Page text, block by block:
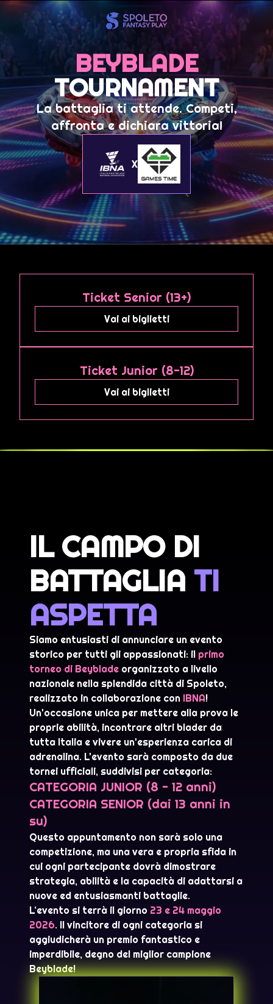
BEYBLADE
TOURNAMENT
La battaglia ti attende. Competi,
affronta e dichiara vittoria!
X
Ticket Senior (13+)
Vai ai biglietti
Ticket Junior (8-12)
Vai ai biglietti
IL CAMPO DI
BATTAGLIA TI
ASPETTA
Siamo entusiasti di annunciare un evento
storico per tutti gli appassionati: il primo
torneo di Beyblade organizzato a livello
nazionale nella splendida città di Spoleto,
realizzato in collaborazione con IBNA!
Un'occasione unica per mettere alla prova le
proprie abilità, incontrare altri blader da
tutta Italia e vivere un'esperienza carica di
adrenalina. L'evento sarà composto da due
tornei ufficiali, suddivisi per categoria:
CATEGORIA JUNIOR (8 - 12 anni)
CATEGORIA SENIOR (dai 13 anni in
su)
Questo appuntamento non sarà solo una
competizione, ma una vera e propria sfida in
cui ogni partecipante dovrà dimostrare
strategia, abilità e la capacità di adattarsi a
nuove ed entusiasmanti battaglie.
L’evento si terrà il giorno 23 e 24 maggio
2026. Il vincitore di ogni categoria si
aggiudicherà un premio fantastico e
imperdibile, degno del miglior campione
Beyblade!